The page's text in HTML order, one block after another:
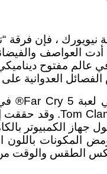
، فإن فرقة
العواصف
في عالم مفتوح
العدوانية
يتخطى الشاشة ليحول
المكونات
الطقس والوقت